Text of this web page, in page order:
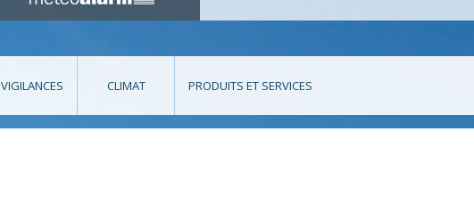
VIGILANCES CLIMAT PRODUITS ET SERVICES